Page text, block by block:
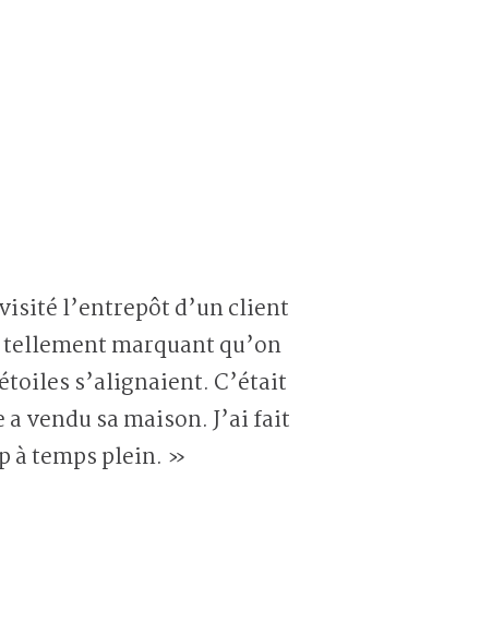
l’entrepôt d’un client
marquant qu’on
s’alignaient. C’était
vendu sa maison. J’ai fait
à temps plein. »